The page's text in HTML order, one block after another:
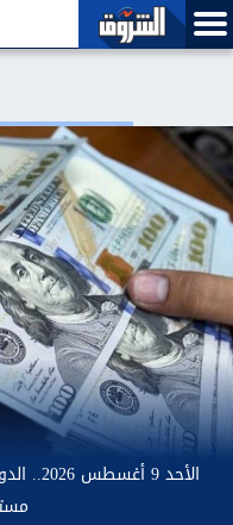
المقبل